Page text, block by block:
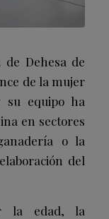
Dehesa de
de la mujer
equipo ha
en sectores
o la
del
la edad, la